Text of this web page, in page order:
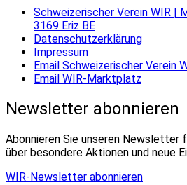
Schweizerischer Verein WIR |
3169 Eriz BE
Datenschutzerklärung
Impressum
Email Schweizerischer Verein
Email WIR-Marktplatz
Newsletter abonnieren
Abonnieren Sie unseren Newsletter
über besondere Aktionen und neue
WIR-Newsletter abonnieren